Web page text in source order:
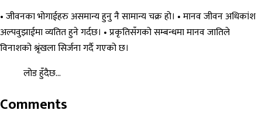
• जीवनका भोगाईहरु असमान्य हुनु नै सामान्य चक्र हो। • मानव जीवन अधिकांश
अल्पवुझाईमा व्यतित हुने गर्दछ। • प्रकृतिसँगको सम्बन्धमा मानव जातिले
विनाशको श्रृंखला सिर्जना गर्दै गएको छ।
लोड हुँदैछ...
Comments